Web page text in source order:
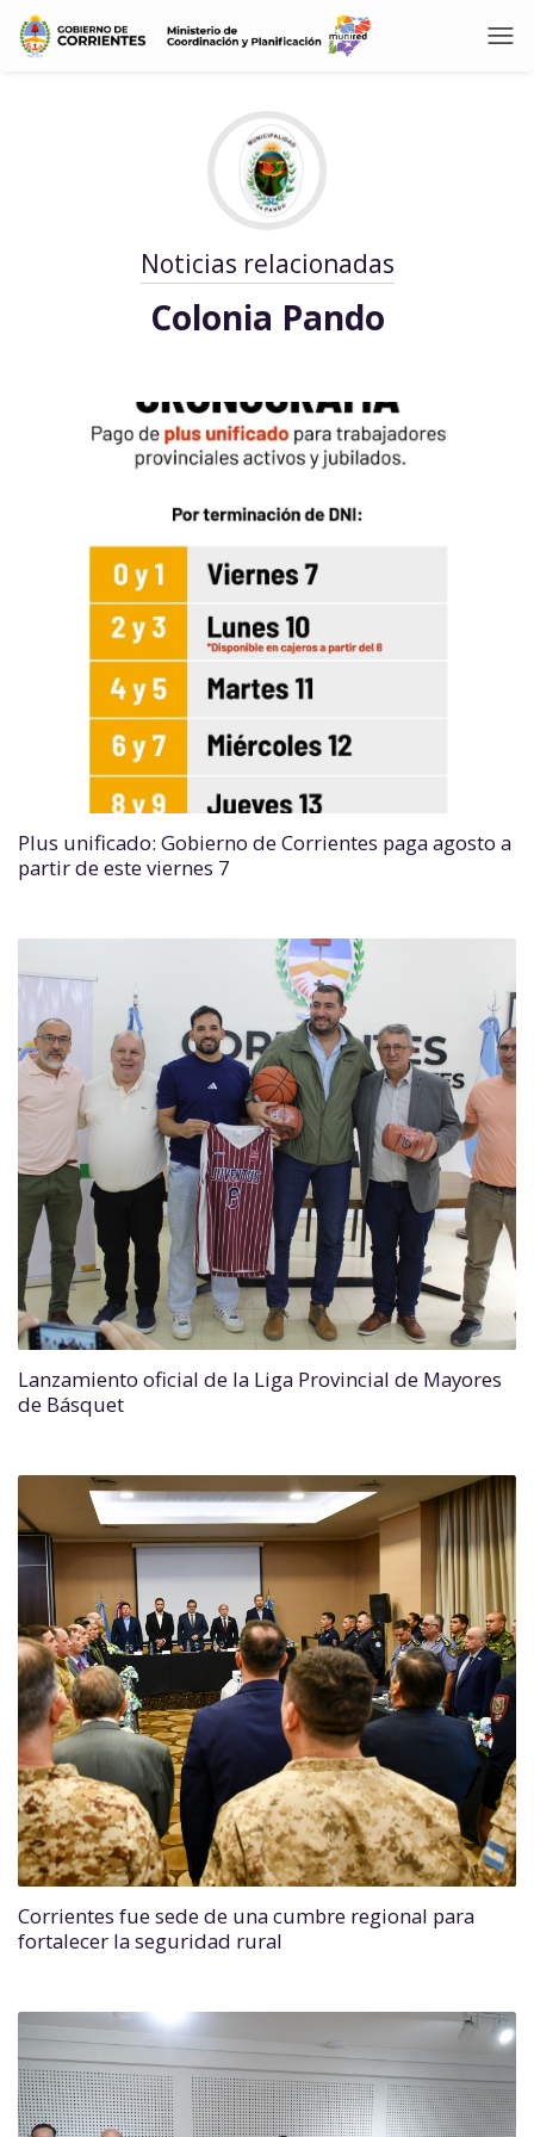
Noticias relacionadas
Colonia Pando
Plus unificado: Gobierno de Corrientes paga agosto a
partir de este viernes 7
Lanzamiento oficial de la Liga Provincial de Mayores
de Básquet
Corrientes fue sede de una cumbre regional para
fortalecer la seguridad rural